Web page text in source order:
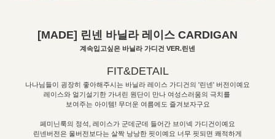
[MADE] 린넨 바닐라 레이스 CARDIGAN
계속입고싶은 바닐라 가디건 VER.린넨
FIT&DETAIL
나나님들이 굉장히 좋아해주시는 바닐라 레이스 가디건의 '린넨' 버전이예요
레이스와 얼기설기한 가녀린 원단이 만나 여성스러움의 극치를
보여주는 아이템! 무더운 여름에도 즐겨보자구요
페미닌룩의 정석, 레이스가 군데군데 들어간 브이넥 가디건이예요
린넨버전은 울버전보다는 살짝 낭낭한 핏이예요 너무 핏되면 쾌적하게